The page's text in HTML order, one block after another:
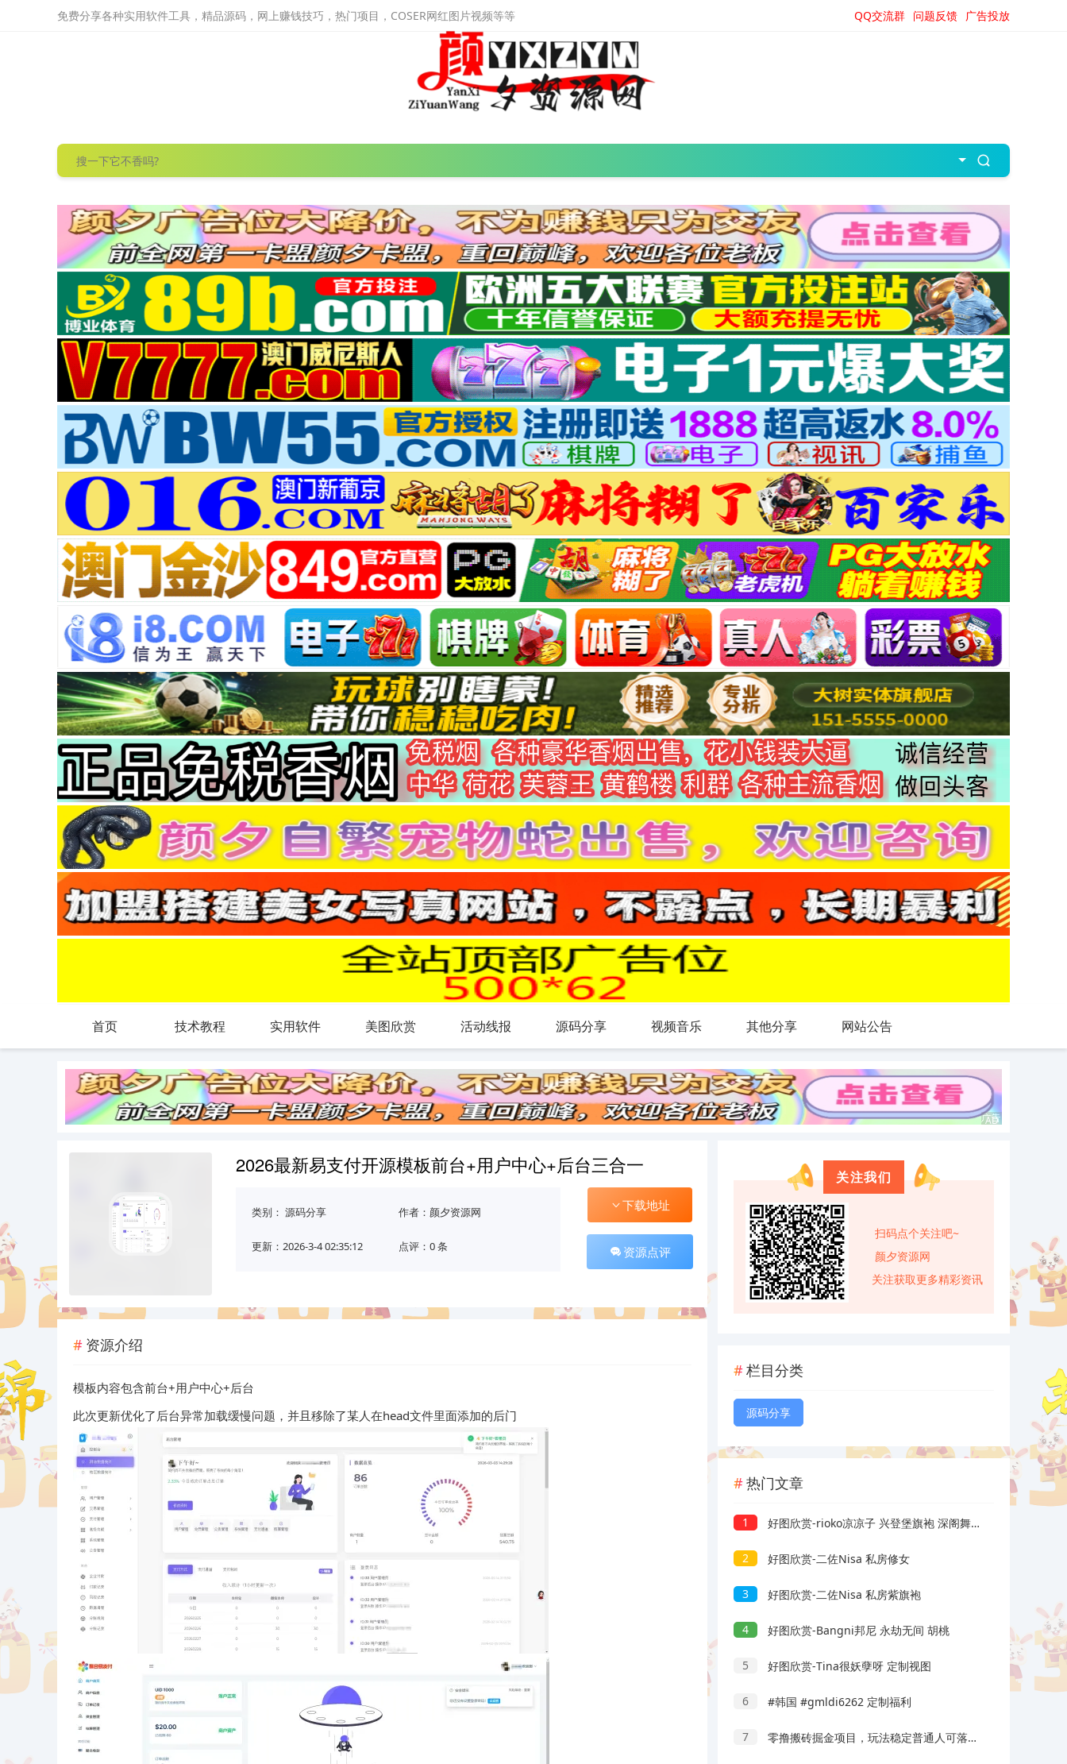
免费分享各种实用软件工具，精品源码，网上赚钱技巧，热门项目，COSER网红图片视频等等 广告投放
问题反馈
QQ交流群
首页 技术教程 实用软件 美图欣赏 活动线报 源码分享 视频音乐 其他分享 网站公告
2026最新易支付开源模板前台+用户中心+后台三合一
类别： 源码分享 作者：颜夕资源网
更新：2026-3-4 02:35:12 点评：0 条
下载地址
资源点评
资源介绍
模板内容包含前台+用户中心+后台
此次更新优化了后台异常加载缓慢问题，并且移除了某人在head文件里面添加的后门
关注我们
扫码点个关注吧~
颜夕资源网
关注获取更多精彩资讯
栏目分类
源码分享
热门文章
1 好图欣赏-rioko凉凉子 兴登堡旗袍 深阁舞戏
2 好图欣赏-二佐Nisa 私房修女
3 好图欣赏-二佐Nisa 私房紫旗袍
4 好图欣赏-Bangni邦尼 永劫无间 胡桃
5 好图欣赏-Tina很妖孽呀 定制视图
6 #韩国 #gmldi6262 定制福利
7 零撸搬砖掘金项目，玩法稳定普通人可落地的长期副业，月收益轻松10000+